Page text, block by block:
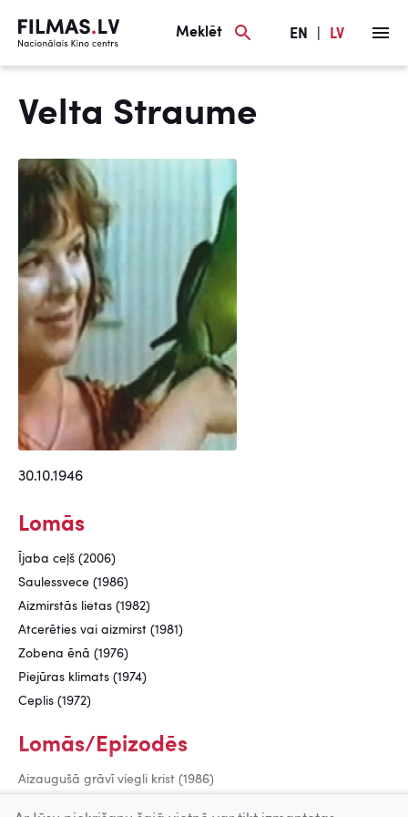
Meklēt EN LV
Velta Straume
30.10.1946
Lomās
Ījaba ceļš (2006)
Saulessvece (1986)
Aizmirstās lietas (1982)
Atcerēties vai aizmirst (1981)
Zobena ēnā (1976)
Piejūras klimats (1974)
Ceplis (1972)
Lomās/Epizodēs
Aizaugušā grāvī viegli krist (1986)